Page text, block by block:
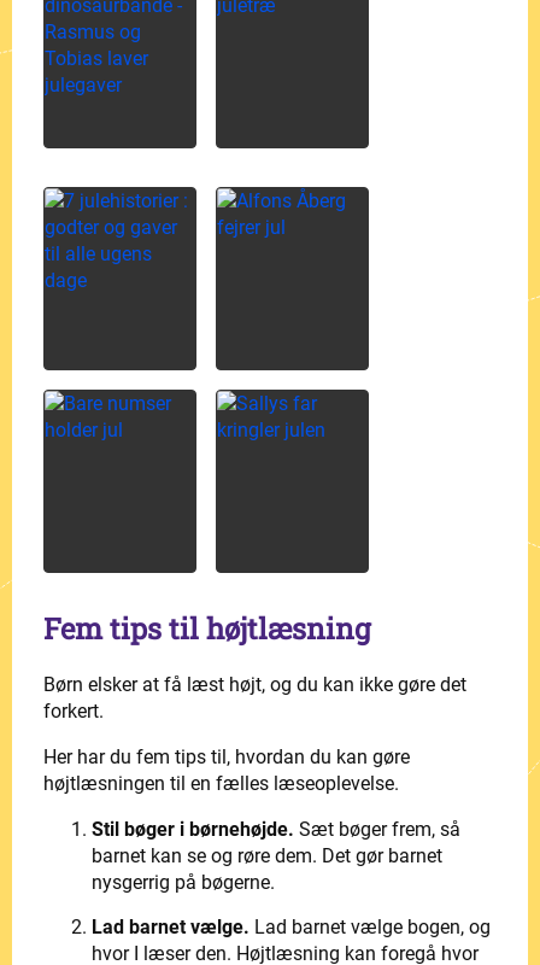
Fem tips til højtlæsning
Børn elsker at få læst højt, og du kan ikke gøre det
forkert.
Her har du fem tips til, hvordan du kan gøre
højtlæsningen til en fælles læseoplevelse.
Stil bøger i børnehøjde. Sæt bøger frem, så
barnet kan se og røre dem. Det gør barnet
nysgerrig på bøgerne.
Lad barnet vælge. Lad barnet vælge bogen, og
hvor I læser den. Højtlæsning kan foregå hvor